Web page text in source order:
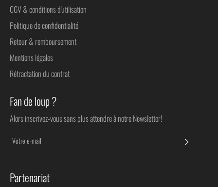
CGV & conditions d'utilisation
Politique de confidentialité
Retour & remboursement
Mentions légales
Rétractation du contrat
Fan de loup ?
Alors inscrivez-vous sans plus attendre à notre Newsletter!
Partenariat